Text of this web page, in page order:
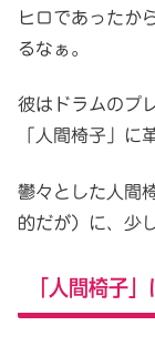
ヒロであったか
るなぁ。
彼はドラムのプ
「人間椅子」に
鬱々とした人間
的だが）に、少
「人間椅子